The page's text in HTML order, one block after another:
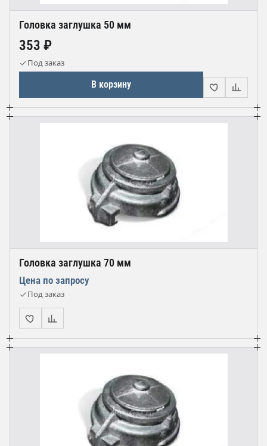
Головка заглушка 50 мм
353 ₽
Под заказ
В корзину
Головка заглушка 70 мм
Цена по запросу
Под заказ